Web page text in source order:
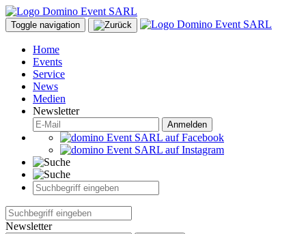
Toggle navigation
Home
Events
Service
News
Medien
Newsletter
Anmelden
Newsletter